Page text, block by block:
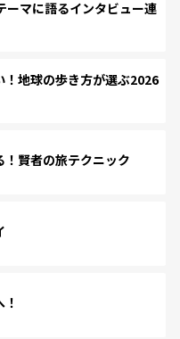
ーマに語るインタビュー連
地球の歩き方が選ぶ2026
賢者の旅テクニック